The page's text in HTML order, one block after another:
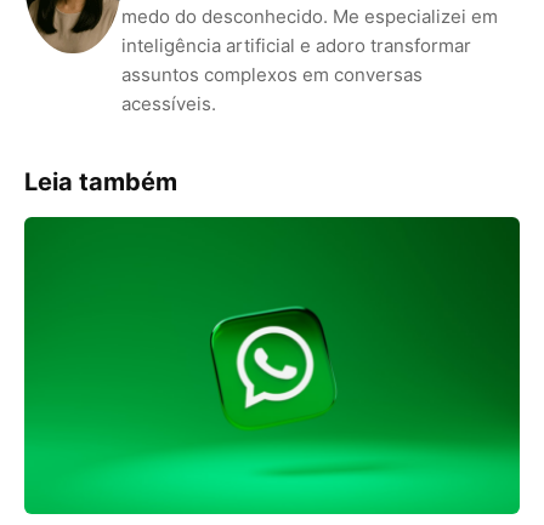
medo do desconhecido. Me especializei em
inteligência artificial e adoro transformar
assuntos complexos em conversas
acessíveis.
Leia também